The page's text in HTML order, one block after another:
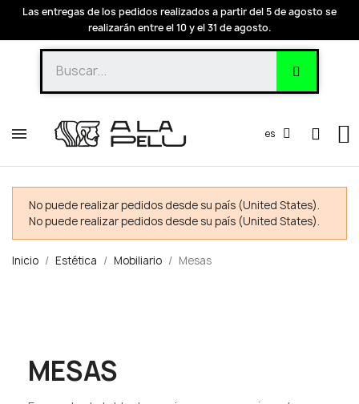
Las entregas de los pedidos realizados a partir del 5 de agosto se
realizarán entre el 10 y el 31 de agosto.
es
No puede realizar pedidos desde su país (United States).
No puede realizar pedidos desde su país (United States).
Inicio Estética Mobiliario Mesas
MESAS